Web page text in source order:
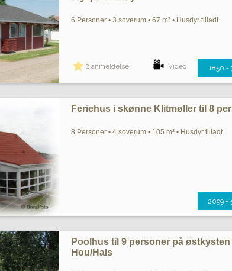
6 Personer • 3 soverum • 67 m² • Husdyr tilladt
2 anmeldelser Video 1850 -
Feriehus i skønne Klitmøller til 8
8 Personer • 4 soverum • 105 m² • Husdyr tilladt
2099 -
Poolhus til 9 personer på østkysten
Hou/Hals